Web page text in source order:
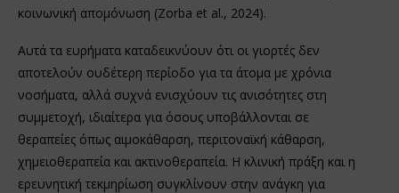
κοινωνική απομόνωση (Zorba et al., 2024).
Αυτά τα ευρήματα καταδεικνύουν ότι οι γιορτές δεν
αποτελούν ουδέτερη περίοδο για τα άτομα με χρόνια
νοσήματα, αλλά συχνά ενισχύουν τις ανισότητες στη
συμμετοχή, ιδιαίτερα για όσους υποβάλλονται σε
θεραπείες όπως αιμοκάθαρση, περιτοναϊκή κάθαρση,
χημειοθεραπεία και ακτινοθεραπεία. Η κλινική πράξη και η
ερευνητική τεκμηρίωση συγκλίνουν στην ανάγκη για